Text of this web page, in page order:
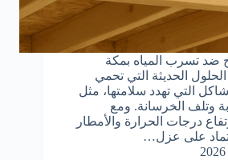
ضد تسرب المياه بمكة
من أهم الحلول الحديثة التي تحمي
التي تهدد سلامتها، مثل
وتلف الخرسانة. ومع
درجات الحرارة والأمطار
على عزل…